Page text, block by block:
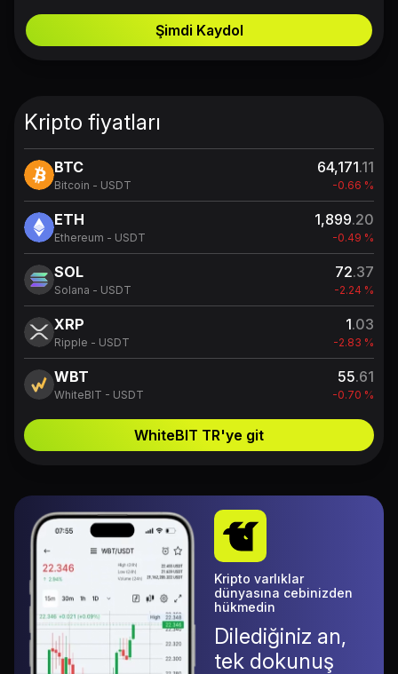
Şimdi Kaydol
Kripto fiyatları
BTC
Bitcoin - USDT
64,171.11
-0.66 %
ETH
Ethereum - USDT
1,899.20
-0.49 %
SOL
Solana - USDT
72.37
-2.24 %
XRP
Ripple - USDT
1.03
-2.83 %
WBT
WhiteBIT - USDT
55.61
-0.70 %
WhiteBIT TR'ye git
Kripto varlıklar
dünyasına cebinizden
hükmedin
Dilediğiniz an,
tek dokunuş